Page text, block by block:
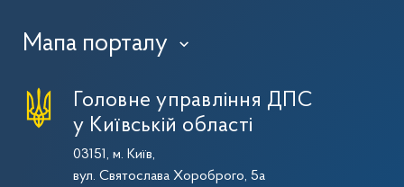
Мапа порталу ›
Головне управління ДПС
у Київській області
03151, м. Київ,
вул. Святослава Хороброго, 5а